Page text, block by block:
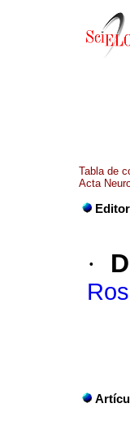
Tabla de
Acta
·